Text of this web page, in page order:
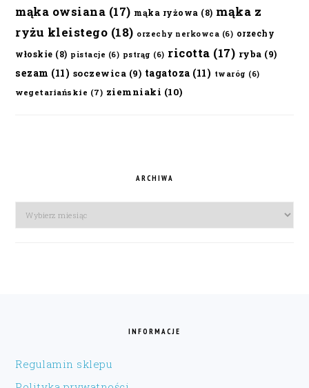
mąka owsiana (17) mąka ryżowa (8) mąka z
ryżu kleistego (18) orzechy nerkowca (6) orzechy
włoskie (8) pistacje (6) pstrąg (6) ricotta (17) ryba (9)
sezam (11) soczewica (9) tagatoza (11) twaróg (6)
wegetariańskie (7) ziemniaki (10)
ARCHIWA
Archiwa
INFORMACJE
Regulamin sklepu